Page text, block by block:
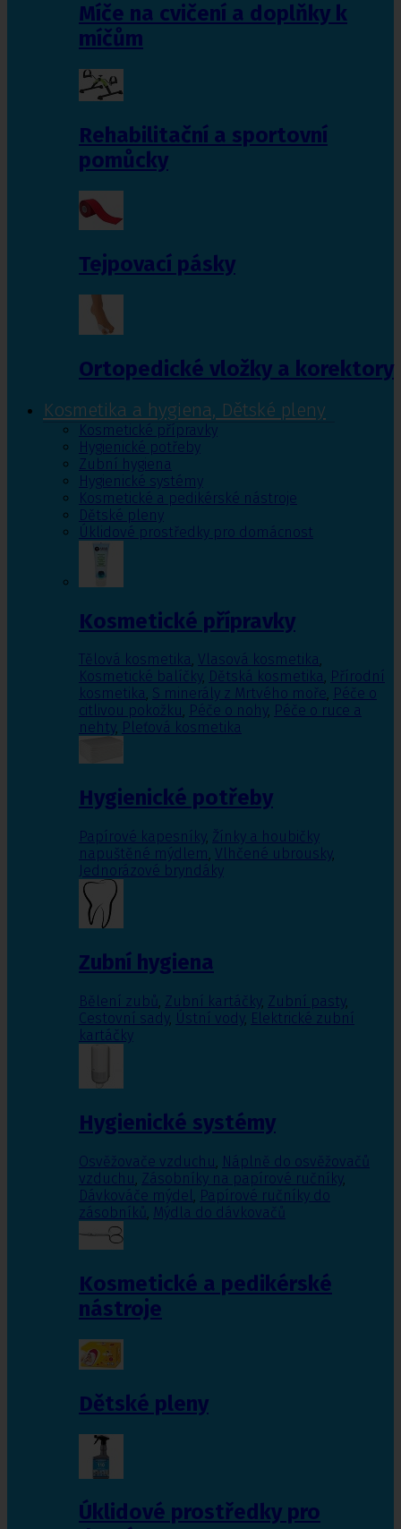
Míče na cvičení a doplňky k
míčům
Rehabilitační a sportovní
pomůcky
Tejpovací pásky
Ortopedické vložky a korektory
Kosmetika a hygiena, Dětské pleny
Kosmetické přípravky
Hygienické potřeby
Zubní hygiena
Hygienické systémy
Kosmetické a pedikérské nástroje
Dětské pleny
Úklidové prostředky pro domácnost
Kosmetické přípravky
Tělová kosmetika, Vlasová kosmetika,
Kosmetické balíčky, Dětská kosmetika, Přírodní
kosmetika, S minerály z Mrtvého moře, Péče o
citlivou pokožku, Péče o nohy, Péče o ruce a
nehty, Pleťová kosmetika
Hygienické potřeby
Papírové kapesníky, Žínky a houbičky
napuštěné mýdlem, Vlhčené ubrousky,
Jednorázové bryndáky
Zubní hygiena
Bělení zubů, Zubní kartáčky, Zubní pasty,
Cestovní sady, Ústní vody, Elektrické zubní
kartáčky
Hygienické systémy
Osvěžovače vzduchu, Náplně do osvěžovačů
vzduchu, Zásobníky na papírové ručníky,
Dávkováče mýdel, Papírové ručníky do
zásobníků, Mýdla do dávkovačů
Kosmetické a pedikérské
nástroje
Dětské pleny
Úklidové prostředky pro